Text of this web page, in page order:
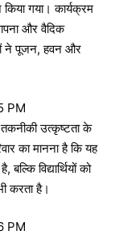
गया। कार्यक्रम
और वैदिक
ने पूजन, हवन और
तकनीकी उत्कृष्टता के
का मानना है कि यह
विद्यार्थियों को
करता है।